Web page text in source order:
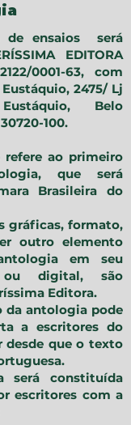
de ensaios será
EDITORA
/0001-63, com
2475/ Lj
Belo
30720-100.
refere ao primeiro
que será
Brasileira do
gráficas, formato,
outro elemento
em seu
digital, são
Editora.
da antologia pode
a escritores do
desde que o texto
será constituída
escritores com a